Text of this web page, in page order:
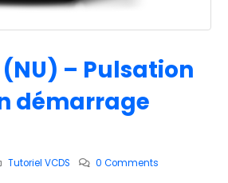
– Pulsation
démarrage
Tutoriel VCDS 0 Comments